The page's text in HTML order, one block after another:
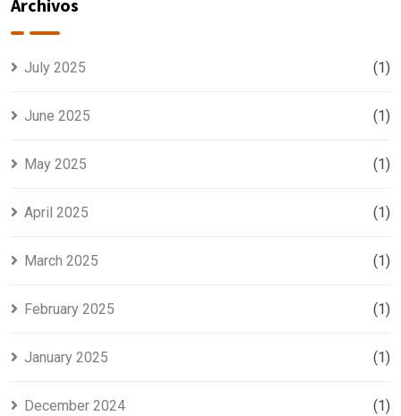
Archivos
July 2025 (1)
June 2025 (1)
May 2025 (1)
April 2025 (1)
March 2025 (1)
February 2025 (1)
January 2025 (1)
December 2024 (1)